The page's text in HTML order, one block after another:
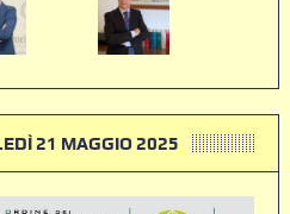
21 MAGGIO 2025